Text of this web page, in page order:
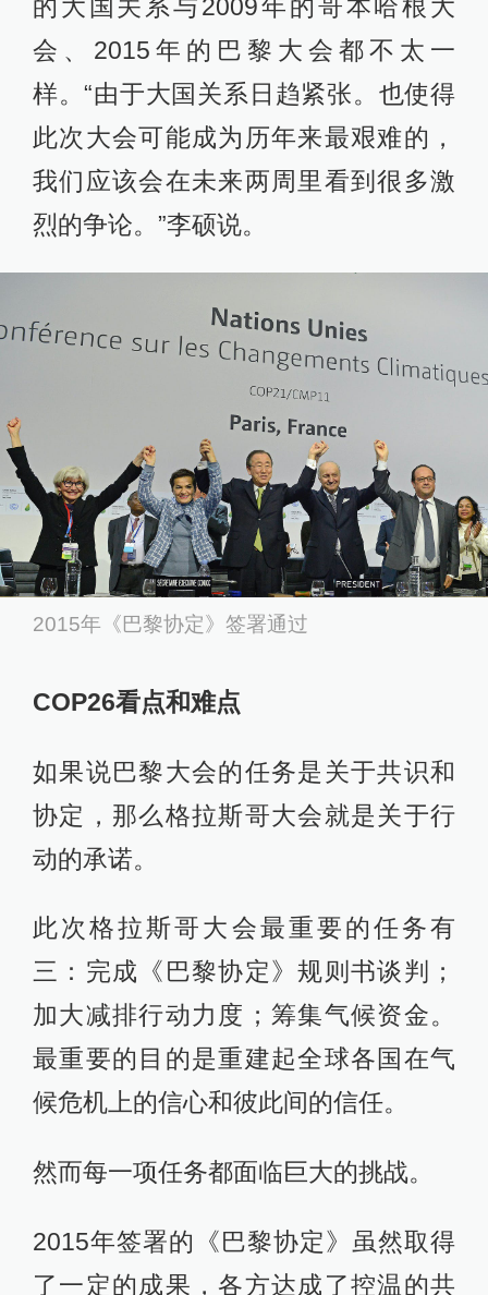
的大国关系与2009年的哥本哈根大
会、2015年的巴黎大会都不太一
样。“由于大国关系日趋紧张。也使得
此次大会可能成为历年来最艰难的，
我们应该会在未来两周里看到很多激
烈的争论。”李硕说。
2015年《巴黎协定》签署通过
COP26看点和难点
如果说巴黎大会的任务是关于共识和
协定，那么格拉斯哥大会就是关于行
动的承诺。
此次格拉斯哥大会最重要的任务有
三：完成《巴黎协定》规则书谈判；
加大减排行动力度；筹集气候资金。
最重要的目的是重建起全球各国在气
候危机上的信心和彼此间的信任。
然而每一项任务都面临巨大的挑战。
2015年签署的《巴黎协定》虽然取得
了一定的成果，各方达成了控温的共